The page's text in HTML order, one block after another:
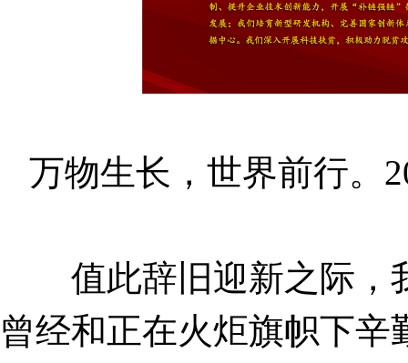
万物生长，世界前行。
值此辞旧迎新之际，
曾经和正在火炬旗帜下